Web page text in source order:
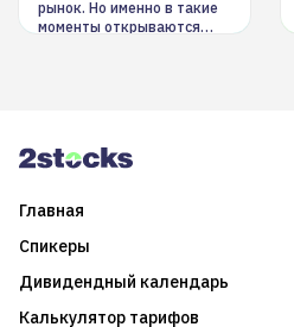
рынок. Но именно в такие
моменты открываются
Главная
Спикеры
Дивидендный календарь
Калькулятор тарифов